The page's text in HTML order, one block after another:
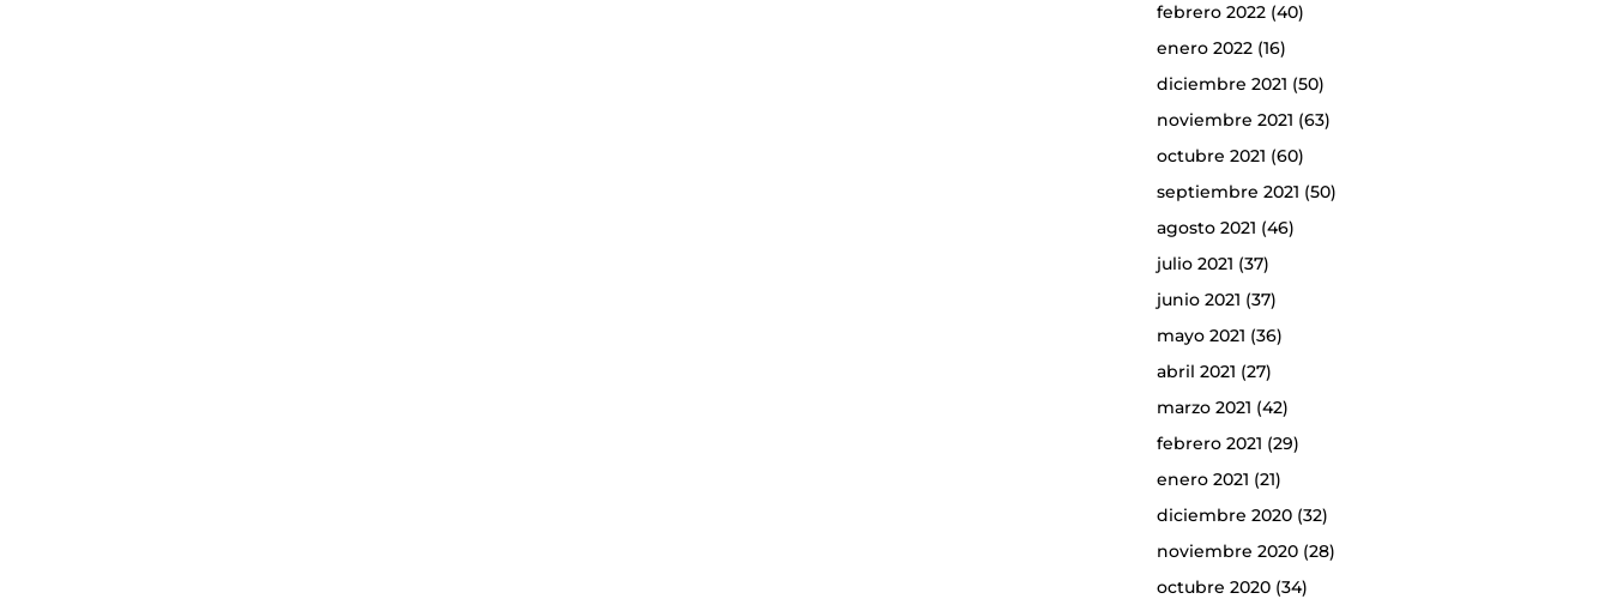
febrero 2022(40)
enero 2022(16)
diciembre 2021 (50)
noviembre 2021 (63)
octubre 2021 (60)
septiembre 2021 (50)
agosto 2021 (46)
julio 2021 (37)
junio 2021 (37)
mayo 2021 (36)
abril 2021 (27)
marzo 2021 (42)
febrero 2021 (29)
enero 2021 (21)
diciembre 2020(32)
noviembre 2020(28)
octubre 2020(34)